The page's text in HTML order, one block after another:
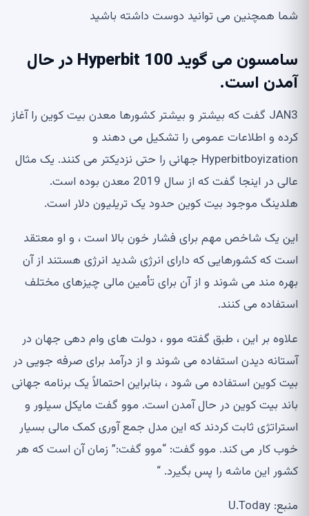
شما همچنین می توانید دوست داشته باشید
سامسون می گوید Hyperbit 100 در حال
آمدن است.
JAN3 گفت که بیشتر و بیشتر کشورها معدن بیت کوین را آغاز
کرده و اطلاعات عمومی را تشکیل می دهند و
Hyperbitboyization جهانی را حتی نزدیکتر می کنند. یک مثال
عالی در اینجا گفت که از سال 2019 معدن بوده است.
هلدینگ موجود بیت کوین حدود یک تریلیون دلار است.
این یک شاخص مهم برای فشار خون بالا است ، و او معتقد
است که کشورهایی که دارای انرژی شدید انرژی هستند از آن
بهره مند می شوند و از آن برای تأمین مالی چیزهای مختلف
استفاده می کنند.
علاوه بر این ، طبق گفته موو ، دولت های وام دهی جهان در
آستانه دیدن استفاده می شوند و از درآمد برای صرفه جویی در
بیت کوین استفاده می شود ، بنابراین احتمالاً یک برنامه جهانی
باند بیت کوین در حال آمدن است. موو گفت مایکل سیلور و
استراتژی ثابت کردند که این مدل جمع آوری کمک مالی بسیار
خوب کار می کند. موو گفت: “موو گفت:” زمان آن است که هر
کشور این ماشه را پس بگیرد. “
منبع: U.Today